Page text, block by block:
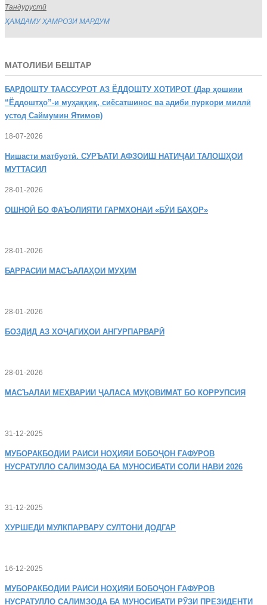
Тандурустӣ
ҲАМДАМУ ҲАМРОЗИ МАРДУМ
МАТОЛИБИ БЕШТАР
БАРДОШТУ ТААССУРОТ АЗ ЁДДОШТУ ХОТИРОТ (Дар ҳошияи
“Ёддоштҳо”-и муҳаққиқ, сиёсатшинос ва адиби пуркори миллӣ
устод Саймумин Ятимов)
18-07-2026
Нишасти матбуотӣ. СУРЪАТИ АФЗОИШ НАТИҶАИ ТАЛОШҲОИ
МУТТАСИЛ
28-01-2026
ОШНОӢ БО ФАЪОЛИЯТИ ГАРМХОНАИ «БӮИ БАҲОР»
28-01-2026
БАРРАСИИ МАСЪАЛАҲОИ МУҲИМ
28-01-2026
БОЗДИД АЗ ХОҶАГИҲОИ АНГУРПАРВАРӢ
28-01-2026
МАСЪАЛАИ МЕҲВАРИИ ҶАЛАСА МУҚОВИМАТ БО КОРРУПСИЯ
31-12-2025
МУБОРАКБОДИИ РАИСИ НОҲИЯИ БОБОҶОН ҒАФУРОВ
НУСРАТУЛЛО САЛИМЗОДА БА МУНОСИБАТИ СОЛИ НАВИ 2026
31-12-2025
ХУРШЕДИ МУЛКПАРВАРУ СУЛТОНИ ДОДГАР
16-12-2025
МУБОРАКБОДИИ РАИСИ НОҲИЯИ БОБОҶОН ҒАФУРОВ
НУСРАТУЛЛО САЛИМЗОДА БА МУНОСИБАТИ РӮЗИ ПРЕЗИДЕНТИ